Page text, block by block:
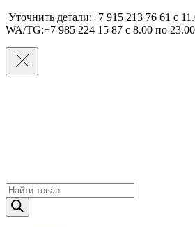
Уточнить детали:+7 915 213 76 61 c
WA/TG:+7 985 224 15 87 c 8.00 по
Поиск
товаров